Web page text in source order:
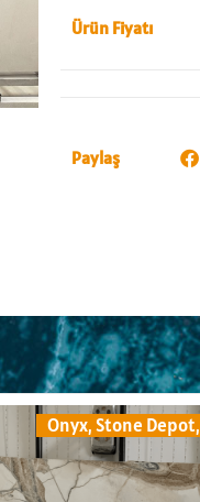
Ürün Fiyatı
Paylaş
Onyx,Stone Depot,